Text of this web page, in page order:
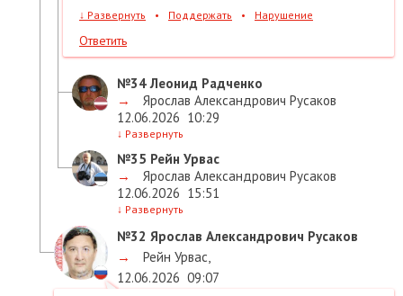
↓ Развернуть • Поддержать • Нарушение
Ответить
№34Леонид Радченко
→
Ярослав Александрович Русаков
12.06.2026 10:29
↓ Развернуть
№35 Рейн Урвас
→
Ярослав Александрович Русаков
12.06.2026 15:51
↓ Развернуть
№32 Ярослав Александрович Русаков
→
Рейн Урвас
12.06.2026 09:07